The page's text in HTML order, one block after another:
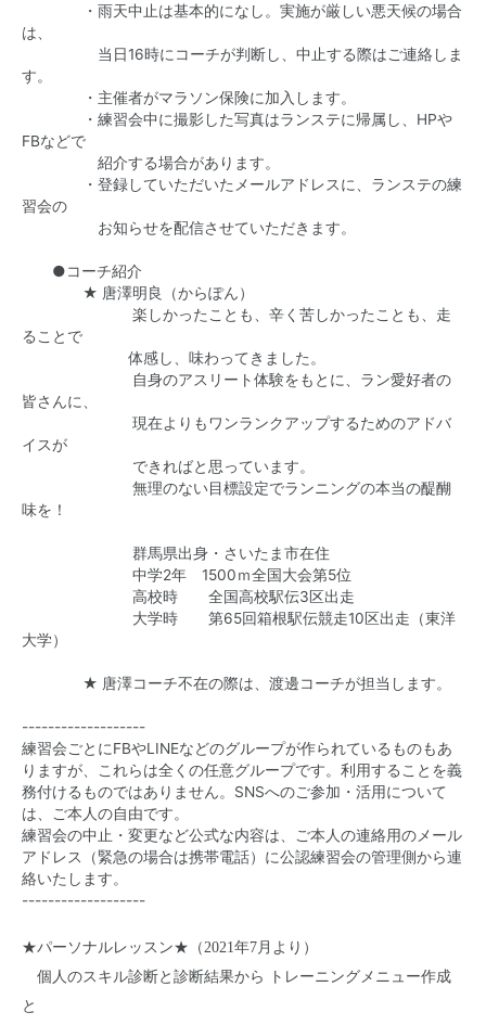
・雨天中止は基本的になし。実施が厳しい悪天候の場合
は、
当日16時にコーチが判断し、中止する際はご連絡しま
す。
・主催者がマラソン保険に加入します。
・練習会中に撮影した写真はランステに帰属し、HPや
FBなどで
紹介する場合があります。
・登録していただいたメールアドレスに、ランステの練
習会の
お知らせを配信させていただきます。
●コーチ紹介
★ 唐澤明良（からぽん）
楽しかったことも、辛く苦しかったことも、走
ることで
体感し、味わってきました。
自身のアスリート体験をもとに、ラン愛好者の
皆さんに、
現在よりもワンランクアップするためのアドバ
イスが
できればと思っています。
無理のない目標設定でランニングの本当の醍醐
味を！
群馬県出身・さいたま市在住
中学2年 1500ｍ全国大会第5位
高校時 全国高校駅伝3区出走
大学時 第65回箱根駅伝競走10区出走（東洋
大学）
★ 唐澤コーチ不在の際は、渡邊コーチが担当します。
-------------------
練習会ごとにFBやLINEなどのグループが作られているものもあ
りますが、これらは全くの任意グループです。利用することを義
務付けるものではありません。SNSへのご参加・活用について
は、ご本人の自由です。
練習会の中止・変更など公式な内容は、ご本人の連絡用のメール
ア ドレス（緊急の場合は携帯電話）に公認練習会の管理側から連
絡いたします。
-------------------
★パーソナルレッスン★（2021年7月より）
個人のスキル診断と診断結果から トレーニングメニュー作成
と